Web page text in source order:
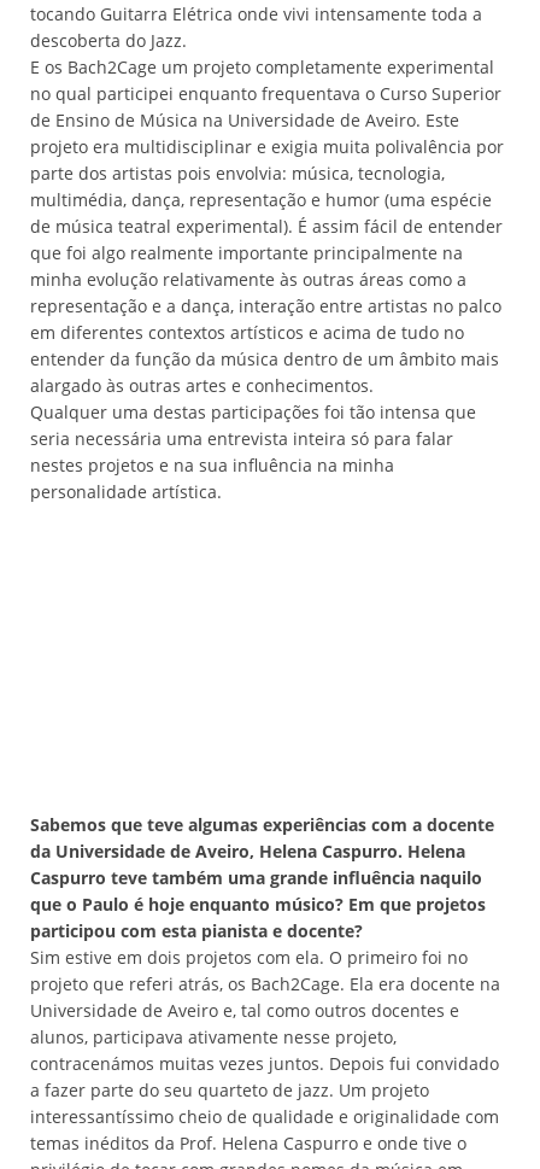
tocando Guitarra Elétrica onde vivi intensamente toda a
descoberta do Jazz.
E os Bach2Cage um projeto completamente experimental
no qual participei enquanto frequentava o Curso Superior
de Ensino de Música na Universidade de Aveiro. Este
projeto era multidisciplinar e exigia muita polivalência por
parte dos artistas pois envolvia: música, tecnologia,
multimédia, dança, representação e humor (uma espécie
de música teatral experimental). É assim fácil de entender
que foi algo realmente importante principalmente na
minha evolução relativamente às outras áreas como a
representação e a dança, interação entre artistas no palco
em diferentes contextos artísticos e acima de tudo no
entender da função da música dentro de um âmbito mais
alargado às outras artes e conhecimentos.
Qualquer uma destas participações foi tão intensa que
seria necessária uma entrevista inteira só para falar
nestes projetos e na sua influência na minha
personalidade artística.
Sabemos que teve algumas experiências com a docente
da Universidade de Aveiro, Helena Caspurro. Helena
Caspurro teve também uma grande influência naquilo
que o Paulo é hoje enquanto músico? Em que projetos
participou com esta pianista e docente?
Sim estive em dois projetos com ela. O primeiro foi no
projeto que referi atrás, os Bach2Cage. Ela era docente na
Universidade de Aveiro e, tal como outros docentes e
alunos, participava ativamente nesse projeto,
contracenámos muitas vezes juntos. Depois fui convidado
a fazer parte do seu quarteto de jazz. Um projeto
interessantíssimo cheio de qualidade e originalidade com
temas inéditos da Prof. Helena Caspurro e onde tive o